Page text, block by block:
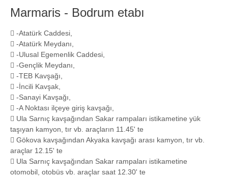
Marmaris - Bodrum etabı
 -Atatürk Caddesi,
 -Atatürk Meydanı,
 -Ulusal Egemenlik Caddesi,
 -Gençlik Meydanı,
 -TEB Kavşağı,
 -İncili Kavşak,
 -Sanayi Kavşağı,
 -A Noktası ilçeye giriş kavşağı,
 Ula Sarnıç kavşağından Sakar rampaları istikametine yük
taşıyan kamyon, tır vb. araçların 11.45' te
 Gökova kavşağından Akyaka kavşağı arası kamyon, tır vb.
araçlar 12.15' te
 Ula Sarnıç kavşağından Sakar rampaları istikametine
otomobil, otobüs vb. araçlar saat 12.30' te